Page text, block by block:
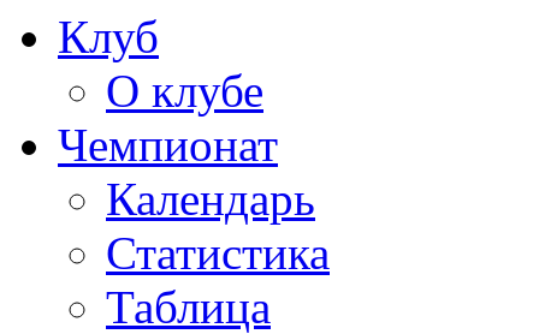
Клуб
О клубе
Чемпионат
Календарь
Статистика
Таблица